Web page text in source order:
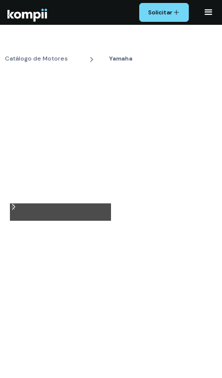
Solicitar
Catálogo de Motores Yamaha